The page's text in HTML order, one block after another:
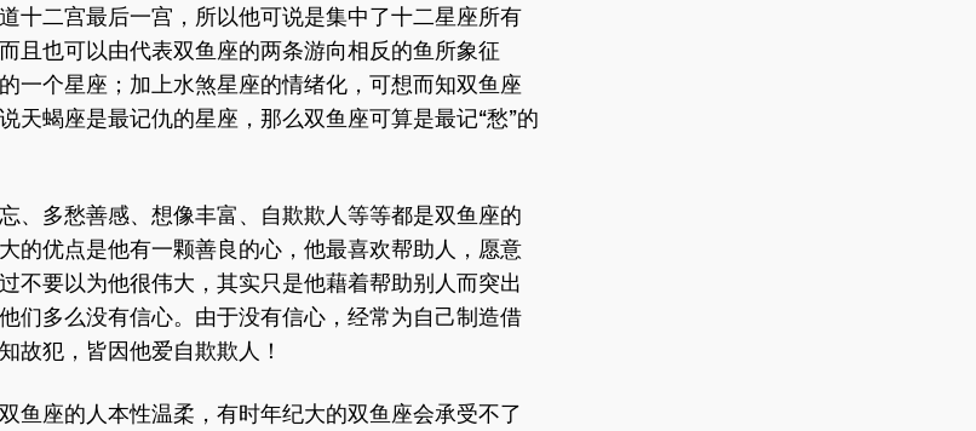
十二宫最后一宫，所以他可说是集中了十二星座所有
且也可以由代表双鱼座的两条游向相反的鱼所象征
一个星座；加上水煞星座的情绪化，可想而知双鱼座
天蝎座是最记仇的星座，那么双鱼座可算是最记“愁”的
、多愁善感、想像丰富、自欺欺人等等都是双鱼座的
的优点是他有一颗善良的心，他最喜欢帮助人，愿意
不要以为他很伟大，其实只是他藉着帮助别人而突出
们多么没有信心。由于没有信心，经常为自己制造借
故犯，皆因他爱自欺欺人！
鱼座的人本性温柔，有时年纪大的双鱼座会承受不了